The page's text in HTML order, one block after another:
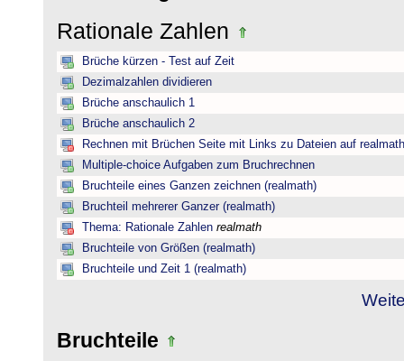
Rationale Zahlen
Brüche kürzen - Test auf Zeit
Dezimalzahlen dividieren
Brüche anschaulich 1
Brüche anschaulich 2
Rechnen mit Brüchen Seite mit Links zu Dateien auf
Multiple-choice Aufgaben zum Bruchrechnen
Bruchteile eines Ganzen zeichnen (realmath)
Bruchteil mehrerer Ganzer (realmath)
Thema: Rationale Zahlen realmath
Bruchteile von Größen (realmath)
Bruchteile und Zeit 1 (realmath)
Bruchteile